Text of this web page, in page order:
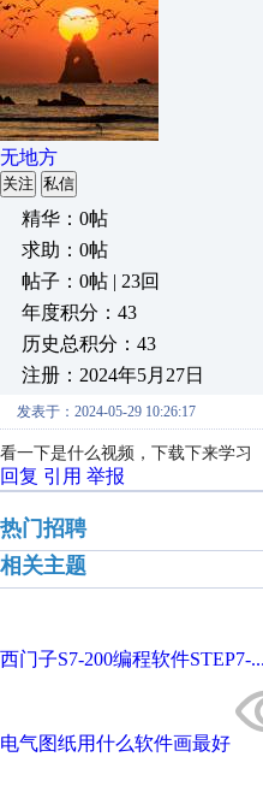
无地方
关注 私信
精华：0帖
求助：0帖
帖子：0帖 | 23回
年度积分：43
历史总积分：43
注册：2024年5月27日
发表于：2024-05-29 10:26:17
看一下是什么视频，下载下来学习
回复 引用 举报
热门招聘
相关主题
西门子S7-200编程软件STEP7-...
电气图纸用什么软件画最好